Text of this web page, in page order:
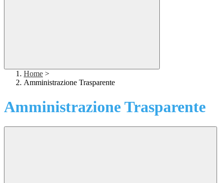
Home >
Amministrazione Trasparente
Amministrazione Trasparente